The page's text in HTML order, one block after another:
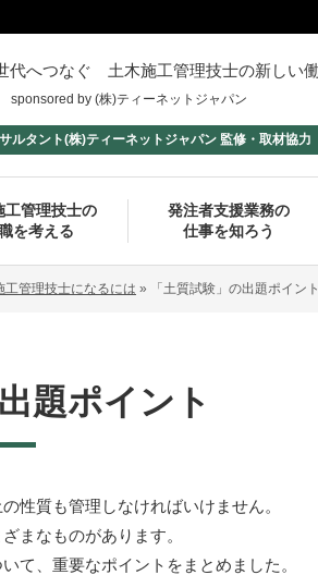
sponsored by (株)ティーネットジャパン
ルタント(株)ティーネットジャパン 監修・取材協力
工管理技士の
を考える
発注者支援業務の
仕事を知ろう
工管理技士になるには » 「土質試験」の出題ポイント
題ポイント
性質も管理しなければいけません。
まなものがあります。
て、重要なポイントをまとめました。